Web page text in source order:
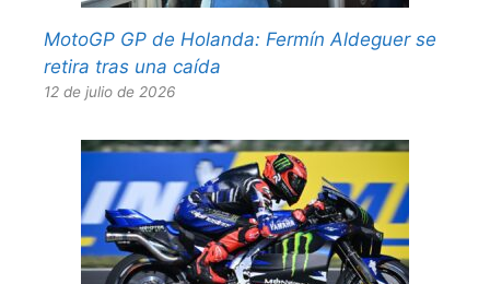
MotoGP GP de Holanda: Fermín Aldeguer se
retira tras una caída
12 de julio de 2026